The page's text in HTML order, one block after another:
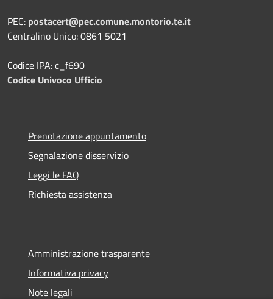
PEC: postacert@pec.comune.montorio.te.it
Centralino Unico: 0861 5021
Codice IPA: c_f690
Codice Univoco Ufficio
Prenotazione appuntamento
Segnalazione disservizio
Leggi le FAQ
Richiesta assistenza
Amministrazione trasparente
Informativa privacy
Note legali